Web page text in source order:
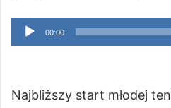
Odtwarzacz
plików
00:00
Najbliższy start młodej